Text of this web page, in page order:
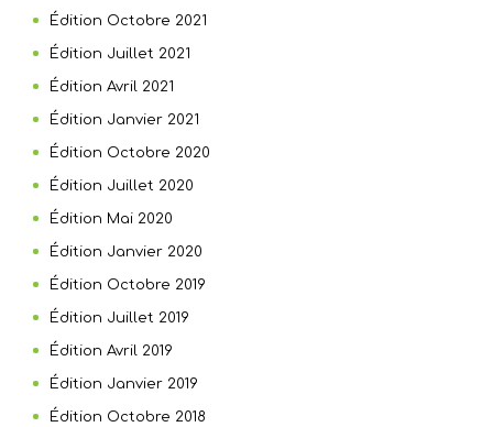
Édition Octobre 2021
Édition Juillet 2021
Édition Avril 2021
Édition Janvier 2021
Édition Octobre 2020
Édition Juillet 2020
Édition Mai 2020
Édition Janvier 2020
Édition Octobre 2019
Édition Juillet 2019
Édition Avril 2019
Édition Janvier 2019
Édition Octobre 2018